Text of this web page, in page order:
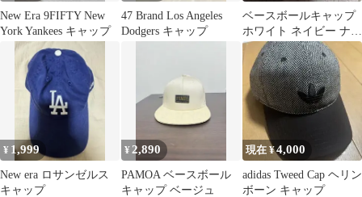
New Era 9FIFTY New
York Yankees キャップ
47 Brand Los Angeles
Dodgers キャップ
ベースボールキャップ
ホワイト ネイビー ナン
バー3 刺繍
¥ 1,999
New era ロサンゼルス
キャップ
¥ 2,890
PAMOA ベースボール
キャップ ベージュ
現在 ¥4,000
adidas Tweed Cap ヘリン
ボーン キャップ